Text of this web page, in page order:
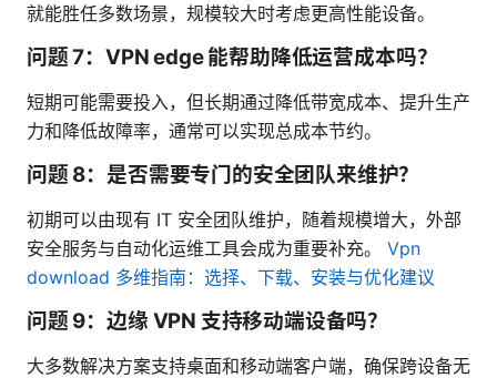
就能胜任多数场景，规模较大时考虑更高性能设备。
问题 7：VPN edge 能帮助降低运营成本吗？
短期可能需要投入，但长期通过降低带宽成本、提升生产
力和降低故障率，通常可以实现总成本节约。
问题 8：是否需要专门的安全团队来维护？
初期可以由现有 IT 安全团队维护，随着规模增大，外部
安全服务与自动化运维工具会成为重要补充。 Vpn
download 多维指南：选择、下载、安装与优化建议
问题 9：边缘 VPN 支持移动端设备吗？
大多数解决方案支持桌面和移动端客户端，确保跨设备无